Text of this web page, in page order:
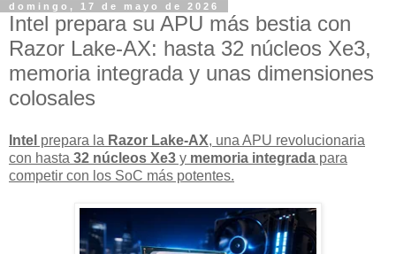
domingo, 17 de mayo de 2026
Intel prepara su APU más bestia con
Razor Lake-AX: hasta 32 núcleos Xe3,
memoria integrada y unas dimensiones
colosales
Intel prepara la Razor Lake-AX, una APU revolucionaria
con hasta 32 núcleos Xe3 y memoria integrada para
competir con los SoC más potentes.